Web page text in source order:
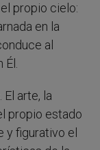
propio cielo:
en la
al
Él.
arte, la
propio estado
y figurativo el